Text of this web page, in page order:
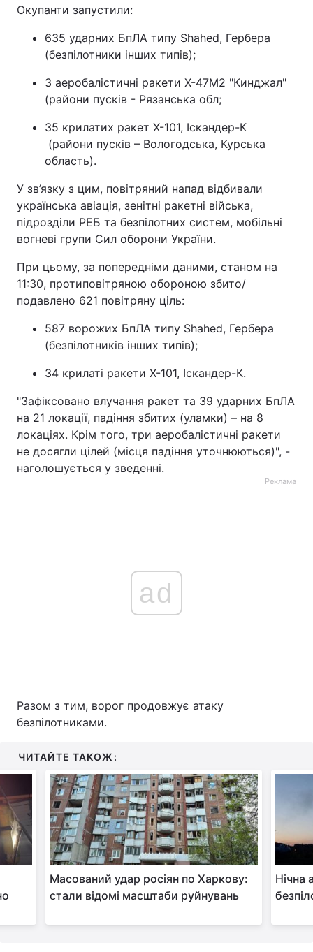
Тема оформлення
Окупанти запустили:
635 ударних БпЛА типу Shahed, Гербера
(безпілотники інших типів);
3 аеробалістичні ракети Х-47М2 "Кинджал"
(райони пусків - Рязанська обл;
35 крилатих ракет Х-101, Іскандер-К
(райони пусків – Вологодська, Курська
область).
У зв’язку з цим, повітряний напад відбивали
українська авіація, зенітні ракетні війська,
підрозділи РЕБ та безпілотних систем, мобільні
вогневі групи Сил оборони України.
При цьому, за попередніми даними, станом на
11:30, протиповітряною обороною збито/
подавлено 621 повітряну ціль:
587 ворожих БпЛА типу Shahed, Гербера
(безпілотників інших типів);
34 крилаті ракети Х-101, Іскандер-К.
"Зафіксовано влучання ракет та 39 ударних БпЛА
на 21 локації, падіння збитих (уламки) – на 8
локаціях. Крім того, три аеробалістичні ракети
не досягли цілей (місця падіння уточнюються)", -
наголошується у зведенні.
Реклама
ad
Разом з тим, ворог продовжує атаку
безпілотниками.
ЧИТАЙТЕ ТАКОЖ:
Масований удар росіян по Харкову:
стали відомі масштаби руйнувань
Нічна